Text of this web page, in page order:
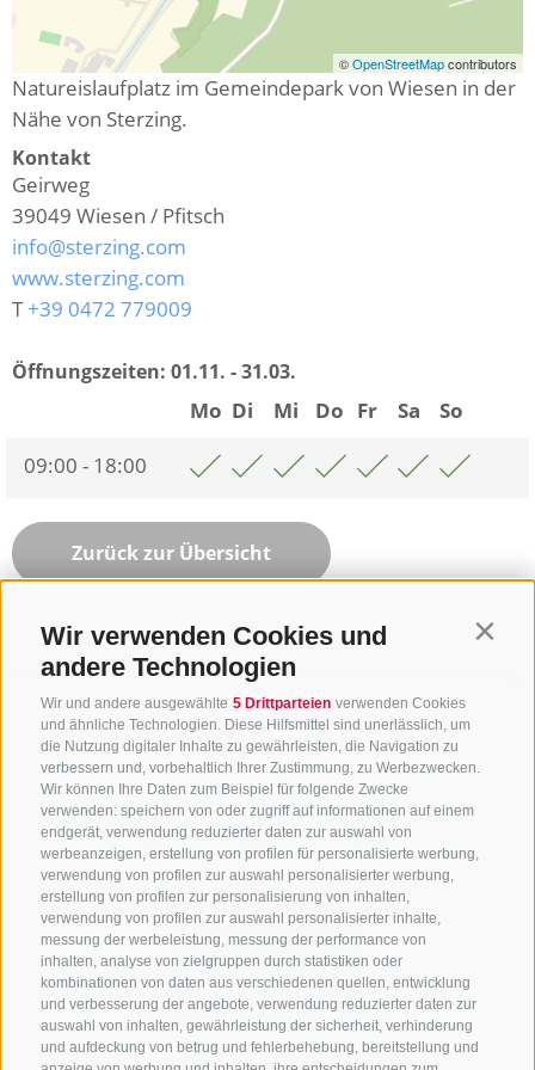
Wir verwenden Cookies und
andere Technologien
Wir und andere ausgewählte 5 Drittparteien verwenden Cookies
und ähnliche Technologien. Diese Hilfsmittel sind unerlässlich, um
die Nutzung digitaler Inhalte zu gewährleisten, die Navigation zu
verbessern und, vorbehaltlich Ihrer Zustimmung, zu Werbezwecken.
Wir können Ihre Daten zum Beispiel für folgende Zwecke
verwenden: speichern von oder zugriff auf informationen auf einem
endgerät, verwendung reduzierter daten zur auswahl von
werbeanzeigen, erstellung von profilen für personalisierte werbung,
verwendung von profilen zur auswahl personalisierter werbung,
erstellung von profilen zur personalisierung von inhalten,
verwendung von profilen zur auswahl personalisierter inhalte,
messung der werbeleistung, messung der performance von
inhalten, analyse von zielgruppen durch statistiken oder
kombinationen von daten aus verschiedenen quellen, entwicklung
und verbesserung der angebote, verwendung reduzierter daten zur
auswahl von inhalten, gewährleistung der sicherheit, verhinderung
und aufdeckung von betrug und fehlerbehebung, bereitstellung und
©OpenStreetMapcontributors
Natureislaufplatz im Gemeindepark von Wiesen in der
Nähe von Sterzing.
Kontakt
Geirweg
39049 Wiesen / Pfitsch
info@sterzing.com
www.sterzing.com
T+39 0472 779009
Öffnungszeiten: 01.11. - 31.03.
Mo Di Mi Do Fr Sa
So
09:00 - 18:00
Zurück zur Übersicht
KONTAKTIERE UNS
+39 0472 765 325